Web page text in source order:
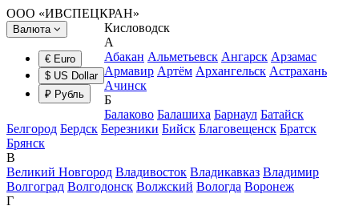
ООО «ИВСПЕЦКРАН»
Валюта
€ Euro
$ US Dollar
₽ Рубль
Кисловодск
А
Абакан Альметьевск Ангарск Арзамас
Армавир Артём Архангельск Астрахань
Ачинск
Б
Балаково Балашиха Барнаул Батайск
Белгород Бердск Березники Бийск Благовещенск Братск
Брянск
В
Великий Новгород Владивосток Владикавказ Владимир
Волгоград Волгодонск Волжский Вологда Воронеж
Г